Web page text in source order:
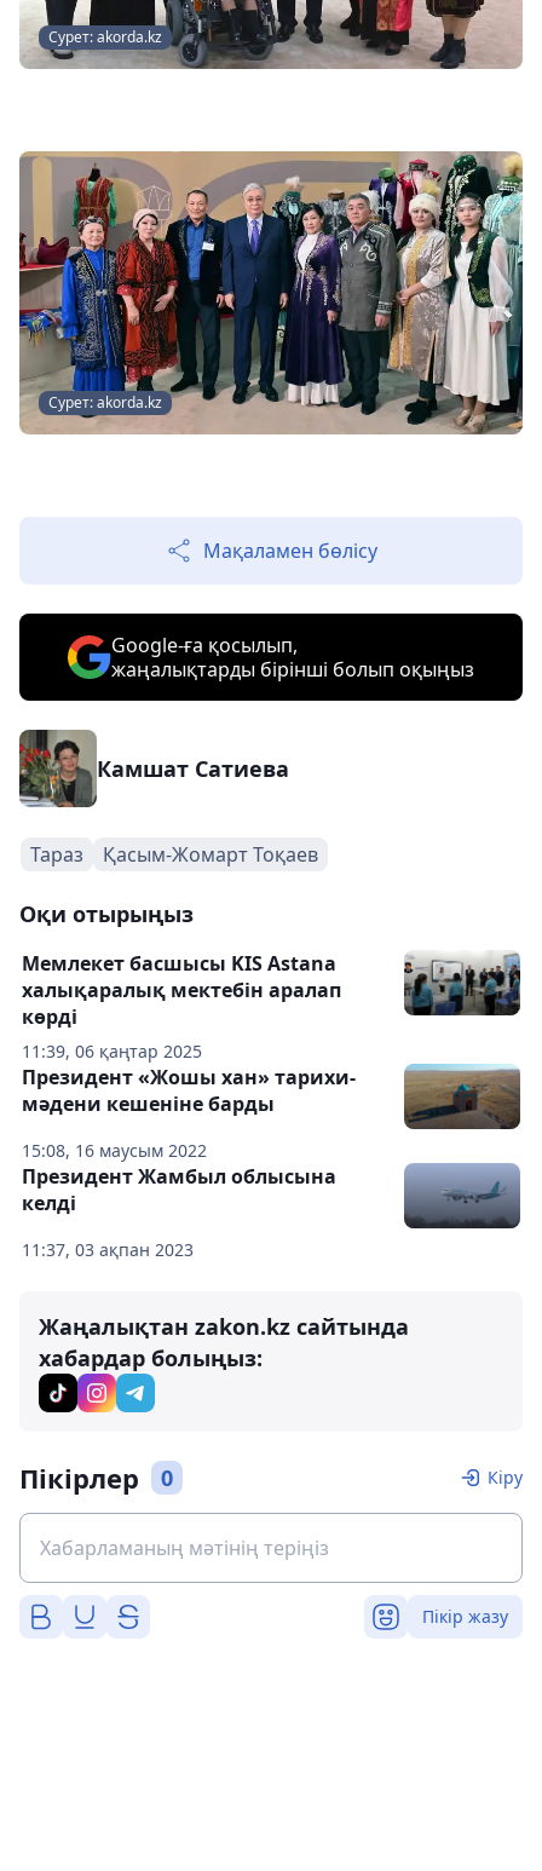
Сурет: akorda.kz
Сурет: akorda.kz
Мақаламен бөлісу
Google-ға қосылып,
жаңалықтарды бірінші болып оқыңыз
Камшат Сатиева
Тараз Қасым-Жомарт Тоқаев
Оқи отырыңыз
11:39, 06 қаңтар 2025
Мемлекет басшысы KIS Astana
халықаралық мектебін аралап
көрді
15:08, 16 маусым 2022
Президент «Жошы хан» тарихи-
мәдени кешеніне барды
11:37, 03 ақпан 2023
Президент Жамбыл облысына
келді
Жаңалықтан zakon.kz сайтында
хабардар болыңыз:
Пікірлер 0 Кіру
Пікір жазу